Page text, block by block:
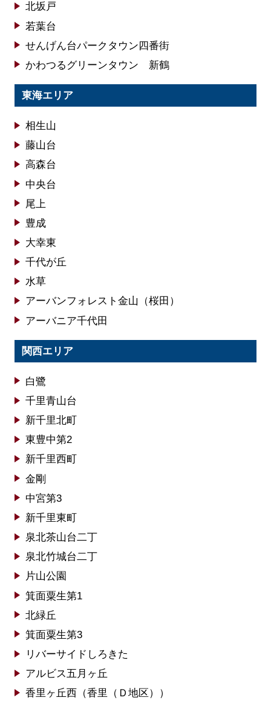
北坂戸
若葉台
せんげん台パークタウン四番街
かわつるグリーンタウン 新鶴
東海エリア
相生山
藤山台
高森台
中央台
尾上
豊成
大幸東
千代が丘
水草
アーバンフォレスト金山（桜田）
アーバニア千代田
関西エリア
白鷺
千里青山台
新千里北町
東豊中第2
新千里西町
金剛
中宮第3
新千里東町
泉北茶山台二丁
泉北竹城台二丁
片山公園
箕面粟生第1
北緑丘
箕面粟生第3
リバーサイドしろきた
アルビス五月ヶ丘
香里ヶ丘西（香里（Ｄ地区））